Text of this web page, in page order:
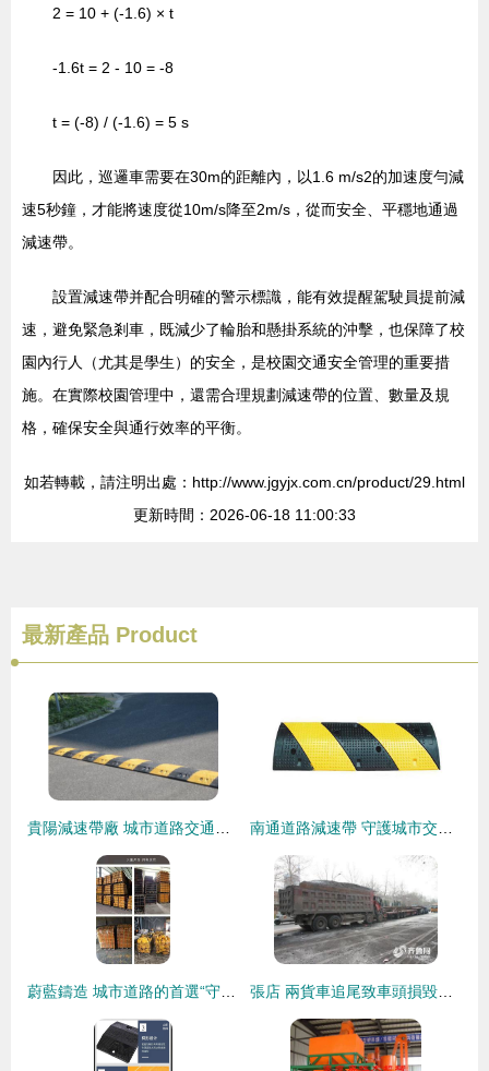
2 = 10 + (-1.6) × t
-1.6t = 2 - 10 = -8
t = (-8) / (-1.6) = 5 s
因此，巡邏車需要在30m的距離內，以1.6 m/s2的加速度勻減
速5秒鐘，才能將速度從10m/s降至2m/s，從而安全、平穩地通過
減速帶。
設置減速帶并配合明確的警示標識，能有效提醒駕駛員提前減
速，避免緊急剎車，既減少了輪胎和懸掛系統的沖擊，也保障了校
園內行人（尤其是學生）的安全，是校園交通安全管理的重要措
施。在實際校園管理中，還需合理規劃減速帶的位置、數量及規
格，確保安全與通行效率的平衡。
如若轉載，請注明出處：http://www.jgyjx.com.cn/product/29.html
更新時間：2026-06-18 11:00:33
最新產品 Product